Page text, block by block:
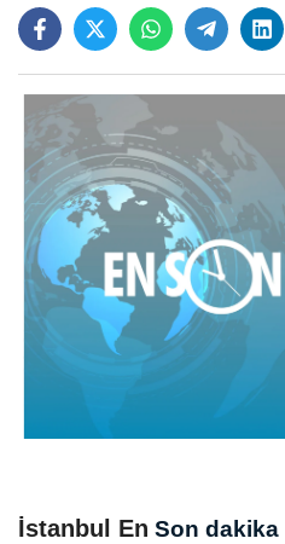
İstanbul En Son dakika